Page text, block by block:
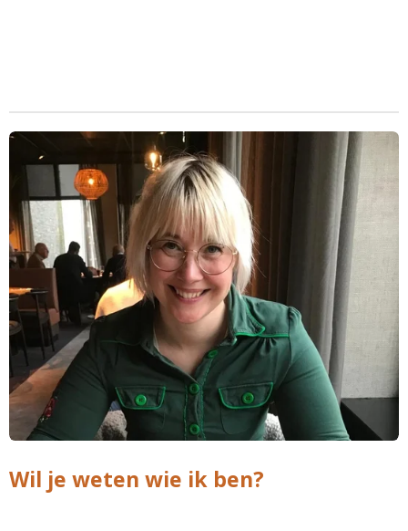
Wil je weten wie ik ben?